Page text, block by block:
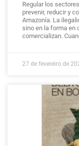
Regular los
prevenir, reducir y
Amazonía. La
sino en la forma en
comercializan.
27 de fevereiro de